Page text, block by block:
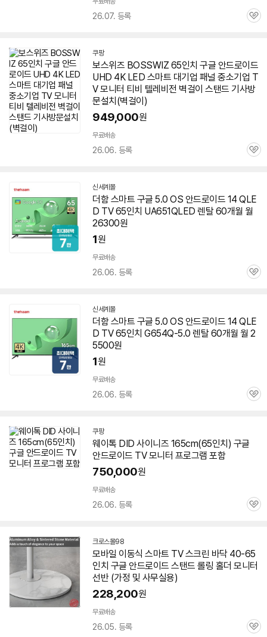
26.07. 등록
관
쿠팡
보스위즈 BOSSWIZ 65인치 구글 안드로이드
UHD 4K LED 스마트 대기업 패널 중소기업 T
V모니터 티비 텔레비전 벽걸이 스탠드 기사방
문설치(벽걸이)
949,000원
무료배송
26.06. 등록
관
신세계몰
더함 스마트 구글 5.0 OS 안드로이드 14 QLE
D TV 65인치 UA651QLED 렌탈 60개월 월
26300원
1원
무료배송
26.06. 등록
관
신세계몰
더함 스마트 구글 5.0 OS 안드로이드 14 QLE
D TV 65인치 G654Q-5.0 렌탈 60개월 월 2
5500원
1원
무료배송
26.06. 등록
관
쿠팡
웨이톡 DID 사이니즈 165cm(65인치) 구글
안드로이드 TV모니터 프로그램 포함
750,000원
무료배송
26.06. 등록
관
크로스몰98네
이
버
페
모바일 이동식 스마트 TV스크린 바닥 40-65
인치 구글 안드로이드 스탠드 롤링 홀더 모니터
선반 (가정 및 사무실용)
228,200원
무료배송
26.05. 등록
관